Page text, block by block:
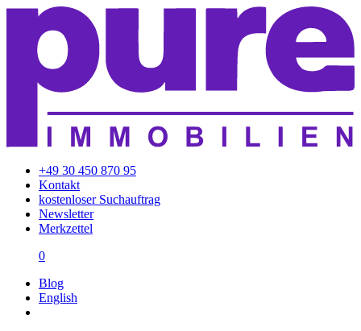
+49 30 450 870 95
Kontakt
kostenloser Suchauftrag
Newsletter
Merkzettel
0
Blog
English